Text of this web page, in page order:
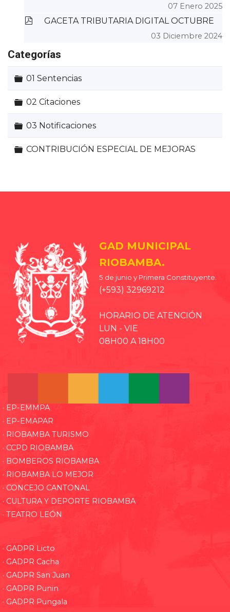
07 Enero 2025
pdfGACETA TRIBUTARIA DIGITAL OCTUBRE
03 Diciembre 2024
Categorías
Carpeta
01 Sentencias
Carpeta
02 Citaciones
Carpeta
03 Notificaciones
Carpeta
CONTRIBUCIÓN ESPECIAL DE MEJORAS
GAD MUNICIPAL
RIOBAMBA.
5 de junio y Primera Constituyente.
(+593) 32969212
HORARIO DE ATENCIÓN
LUN - VIE
08H00 A 18H00
· EP-EMMPA
· EP-EMAPAR
· RIOBAMBA TURISMO
· CCPD RIOBAMBA
· BOMBEROS RIOBAMBA
· RIOBAMBA LO MEJOR
· CONCEJO CANTONAL
· CULTURA Y DEPORTE RIOBAMBA
· TEATRO LEÓN
· GADPR Licto
· GADPR Cacha
· GADPR San Juan
· GADPR Punin
· GADPR Pungala